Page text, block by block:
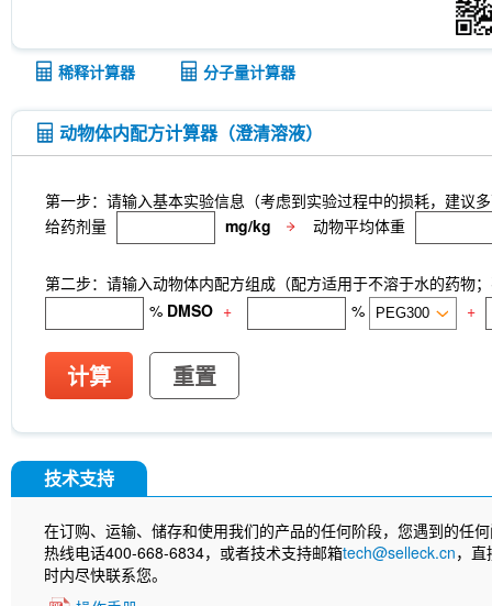
稀释计算器 分子量计算器
动物体内配方计算器（澄清溶液）
第一步：请输入基本实验信息（考虑到实验过程中的损耗，建议
给药剂量
mg/kg 动物平均体重
第二步：请输入动物体内配方组成（配方适用于不溶于水的药物
% DMSO + % +
计算 重置
技术支持
在订购、运输、储存和使用我们的产品的任何阶段，您遇到的任
热线电话400-668-6834，或者技术支持邮箱tech@selleck.cn，
时内尽快联系您。